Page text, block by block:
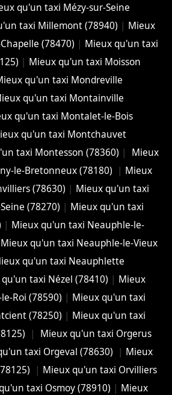
qu'un taxi Mézy-sur-Seine
taxi Millemont (78940) | Mieux
(78470) | Mieux qu'un taxi
| Mieux qu'un taxi Moisson
qu'un taxi Mondreville
qu'un taxi Montainville
qu'un taxi Montalet-le-Bois
qu'un taxi Montchauvet
taxi Montesson (78360) |
Mieux
le-Bretonneux (78180)
| Mieux
(78630) | Mieux qu'un taxi
(78270) | Mieux qu'un taxi
| Mieux qu'un taxi Neauphle-le-
Mieux qu'un taxi Neauphle-le-Vieux
qu'un taxi Neauphlette
taxi Nézel (78410) | Mieux
Roi (78590) | Mieux qu'un taxi
(78250) | Mieux qu'un taxi
|
Mieux qu'un taxi Orgerus
taxi Orgeval (78630) | Mieux
| Mieux qu'un taxi Orvilliers
taxi Osmoy (78910) | Mieux